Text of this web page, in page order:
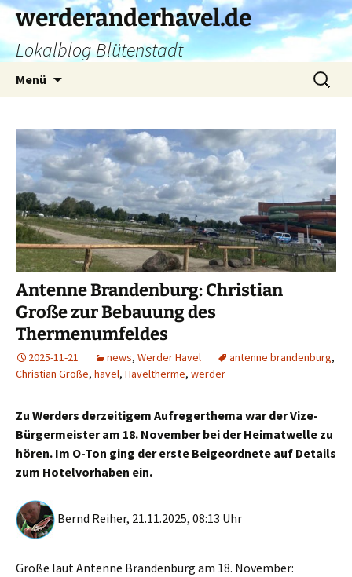
Zum
Inhalt
springen
werderanderhavel.de
Lokalblog Blütenstadt
Menü
Suchen
nach:
Antenne Brandenburg: Christian
Große zur Bebauung des
Thermenumfeldes
2025-11-21 news, Werder Havel antenne brandenburg,
Christian Große, havel, Haveltherme, werder
Zu Werders derzeitigem Aufregerthema war der Vize-
Bürgermeister am 18. November bei der Heimatwelle zu
hören. Im O-Ton ging der erste Beigeordnete auf Details
zum Hotelvorhaben ein.
Bernd Reiher, 21.11.2025, 08:13 Uhr
Große laut Antenne Brandenburg am 18. November: